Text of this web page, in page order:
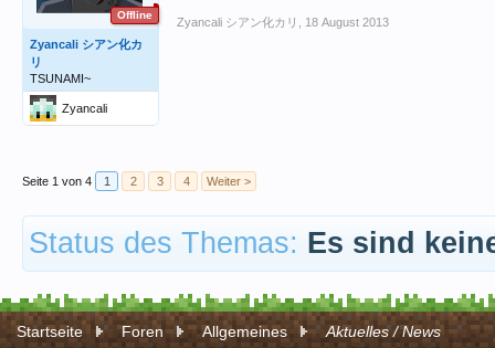
Offline
Zyancali シアン化カ
リ
TSUNAMI~
Zyancali
Zyancali シアン化カリ 18 August 2013
Seite 1 von 4 1 2 3 4 Weiter >
Status des Themas: Es sind
Startseite Foren Allgemeines Aktuelles / News